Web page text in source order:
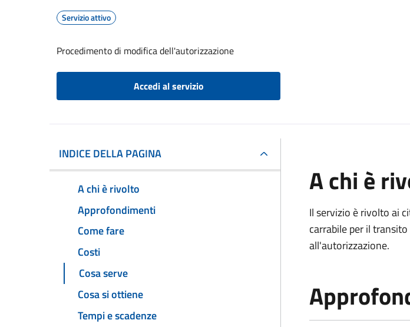
Servizio attivo
Procedimento di modifica dell'autorizzazione
Accedi al servizio
INDICE DELLA PAGINA
A chi è rivolto
Approfondimenti
Come fare
Costi
Cosa serve
Cosa si ottiene
Tempi e scadenze
A chi è
Il servizio è rivolto ai
carrabile per il
all'autorizzazione.